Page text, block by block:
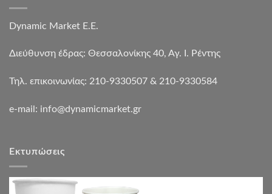
Dynamic Market Ε.Ε.
Διεύθυνση έδρας: Θεσσαλονίκης 40, Αγ. Ι. Ρέντης
Τηλ. επικοινωνίας: 210-9330507 & 210-9330584
e-mail: info@dynamicmarket.gr
Εκτυπώσεις